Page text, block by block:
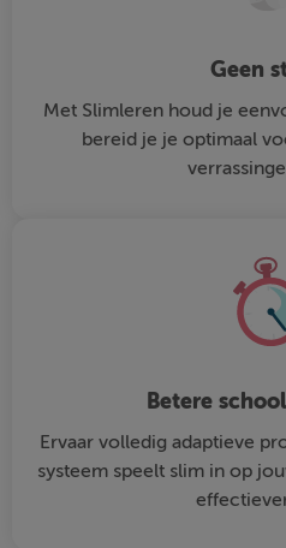
Geen
Met Slimleren houd je
bereid je je optimaal
Betere
Ervaar volledig adaptieve
systeem speelt slim in op